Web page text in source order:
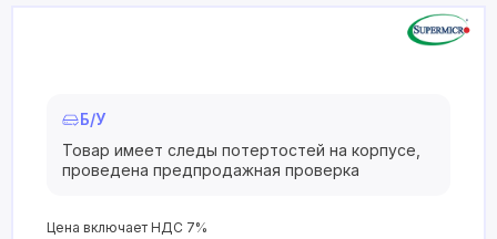
Б/У
Товар имеет следы потертостей на корпусе,
проведена предпродажная проверка
Цена включает НДС 7%